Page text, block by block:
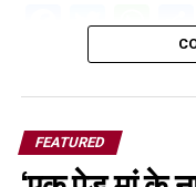
FEATURED